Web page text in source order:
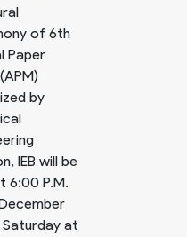
of 6th
Paper
by
IEB will be
6:00 P.M.
Saturday at